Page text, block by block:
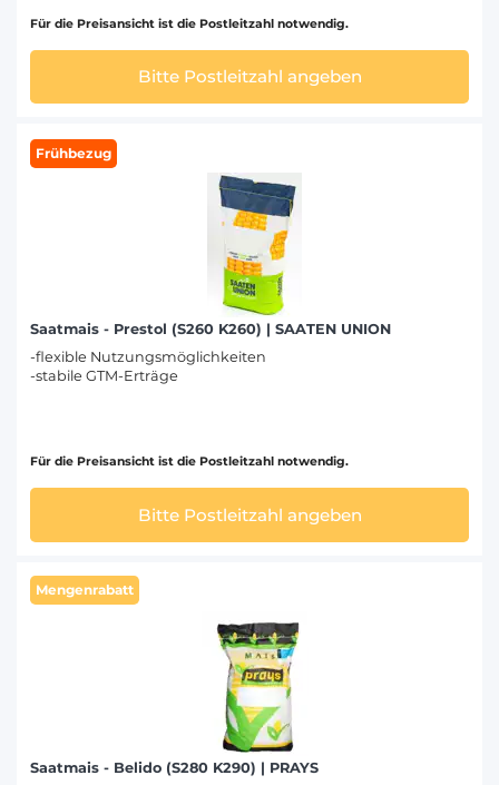
Für die Preisansicht ist die Postleitzahl notwendig.
Bitte Postleitzahl angeben
Frühbezug
Saatmais - Prestol (S260 K260) | SAATEN UNION
-flexible Nutzungsmöglichkeiten
-stabile GTM-Erträge
Für die Preisansicht ist die Postleitzahl notwendig.
Bitte Postleitzahl angeben
Mengenrabatt
Saatmais - Belido (S280 K290) | PRAYS